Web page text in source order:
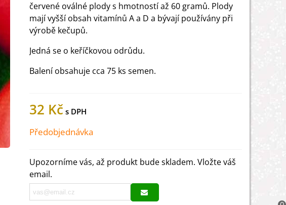
červené oválné plody s hmotností až 60 gramů. Plody
mají vyšší obsah vitamínů A a D a bývají používány při
výrobě kečupů.
Jedná se o keříčkovou odrůdu.
Balení obsahuje cca 75 ks semen.
32 Kč
Předobjednávka
Upozorníme vás, až produkt bude skladem. Vložte váš
email.